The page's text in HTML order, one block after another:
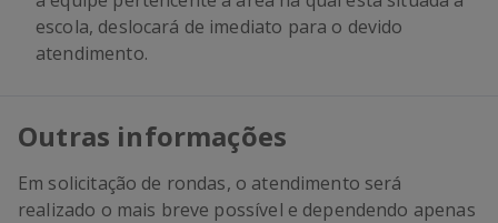
escola, deslocará de imediato para o devido
atendimento.
Outras informações
Em solicitação de rondas, o atendimento será
realizado o mais breve possível e dependendo apenas